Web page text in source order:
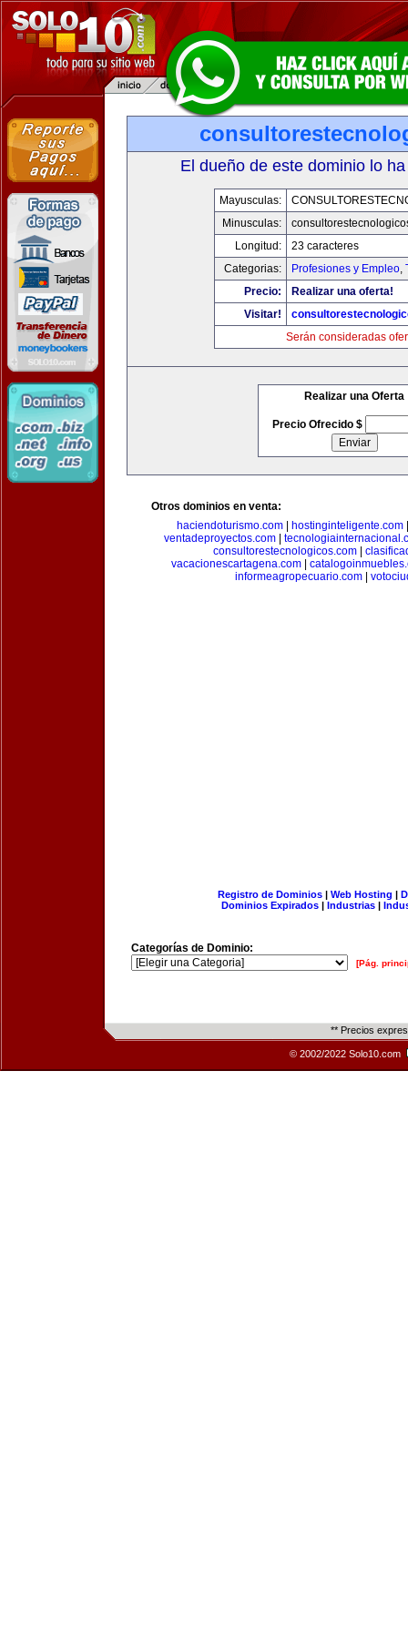
El dueño de este dominio lo
Mayusculas:
Minusculas:
Longitud:
23 caracteres
Categorias:
Profesiones y Empleo,
Precio:
Realizar una oferta!
Visitar!
Serán consideradas
Realizar una Oferta
Precio Ofrecido $
Otros dominios en venta:
haciendoturismo.com
hostinginteligente.com
ventadeproyectos.com|
consultorestecnologicos.com
vacacionescartagena.com
informeagropecuario.com
Registro de Dominios| Web Hosting |
Dominios Expirados | Industrias |
Categorías de Dominio:
[Pág.
** Precios
© 2002/2022 Solo10.com